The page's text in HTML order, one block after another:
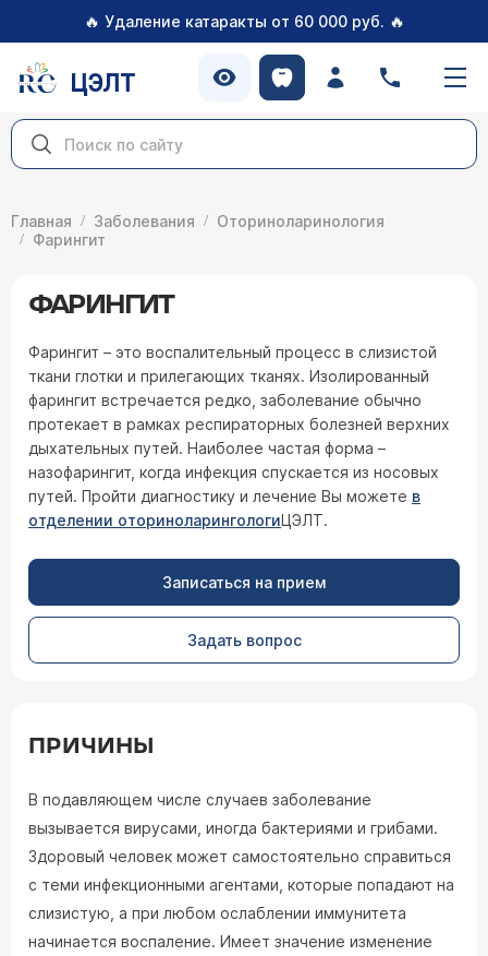
🔥 Удаление катаракты от 60 000 руб. 🔥
ЦЭЛТ
Главная Заболевания
Оториноларинология
Фарингит
ФАРИНГИТ
Фарингит – это воспалительный процесс в слизистой
ткани глотки и прилегающих тканях. Изолированный
фарингит встречается редко, заболевание обычно
протекает в рамках респираторных болезней верхних
дыхательных путей. Наиболее частая форма –
назофарингит, когда инфекция спускается из носовых
путей. Пройти диагностику и лечение Вы можете в
отделении оториноларингологиЦЭЛТ.
Записаться на прием
Задать вопрос
ПРИЧИНЫ
В подавляющем числе случаев заболевание
вызывается вирусами, иногда бактериями и грибами.
Здоровый человек может самостоятельно справиться
с теми инфекционными агентами, которые попадают на
слизистую, а при любом ослаблении иммунитета
начинается воспаление. Имеет значение изменение